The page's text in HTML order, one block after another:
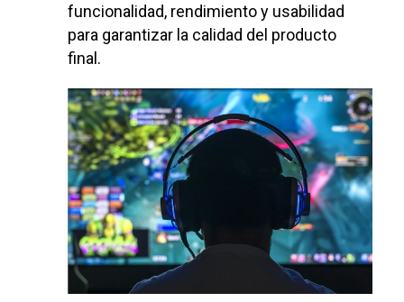
funcionalidad, rendimiento y usabilidad
para garantizar la calidad del producto
final.